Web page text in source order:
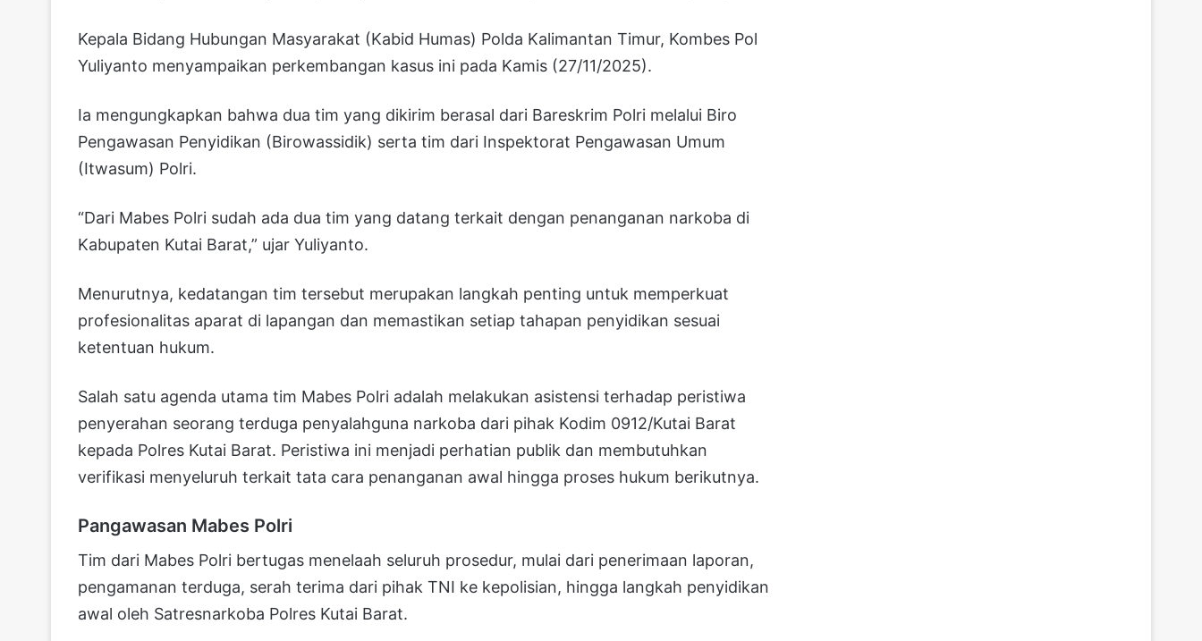
Kepala Bidang Hubungan Masyarakat (Kabid Humas) Polda Kalimantan Timur, Kombes Pol
Yuliyanto menyampaikan perkembangan kasus ini pada Kamis (27/11/2025).
Ia mengungkapkan bahwa dua tim yang dikirim berasal dari Bareskrim Polri melalui Biro
Pengawasan Penyidikan (Birowassidik) serta tim dari Inspektorat Pengawasan Umum
(Itwasum) Polri.
“Dari Mabes Polri sudah ada dua tim yang datang terkait dengan penanganan narkoba di
Kabupaten Kutai Barat,” ujar Yuliyanto.
Menurutnya, kedatangan tim tersebut merupakan langkah penting untuk memperkuat
profesionalitas aparat di lapangan dan memastikan setiap tahapan penyidikan sesuai
ketentuan hukum.
Salah satu agenda utama tim Mabes Polri adalah melakukan asistensi terhadap peristiwa
penyerahan seorang terduga penyalahguna narkoba dari pihak Kodim 0912/Kutai Barat
kepada Polres Kutai Barat. Peristiwa ini menjadi perhatian publik dan membutuhkan
verifikasi menyeluruh terkait tata cara penanganan awal hingga proses hukum berikutnya.
Pangawasan Mabes Polri
Tim dari Mabes Polri bertugas menelaah seluruh prosedur, mulai dari penerimaan laporan,
pengamanan terduga, serah terima dari pihak TNI ke kepolisian, hingga langkah penyidikan
awal oleh Satresnarkoba Polres Kutai Barat.